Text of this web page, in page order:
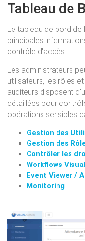
Tableau de
Le tableau de bord de
principales
contrôle d'accès.
Les administrateurs
utilisateurs, les rôles
auditeurs disposent
détaillées pour
opérations sensibles
Gestion des
Gestion des
Contrôler les
Workflows
Event Viewer /
Monitoring